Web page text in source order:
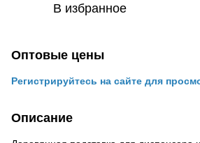
В избранное
Оптовые цены
Регистрируйтесь на сайте для
Описание